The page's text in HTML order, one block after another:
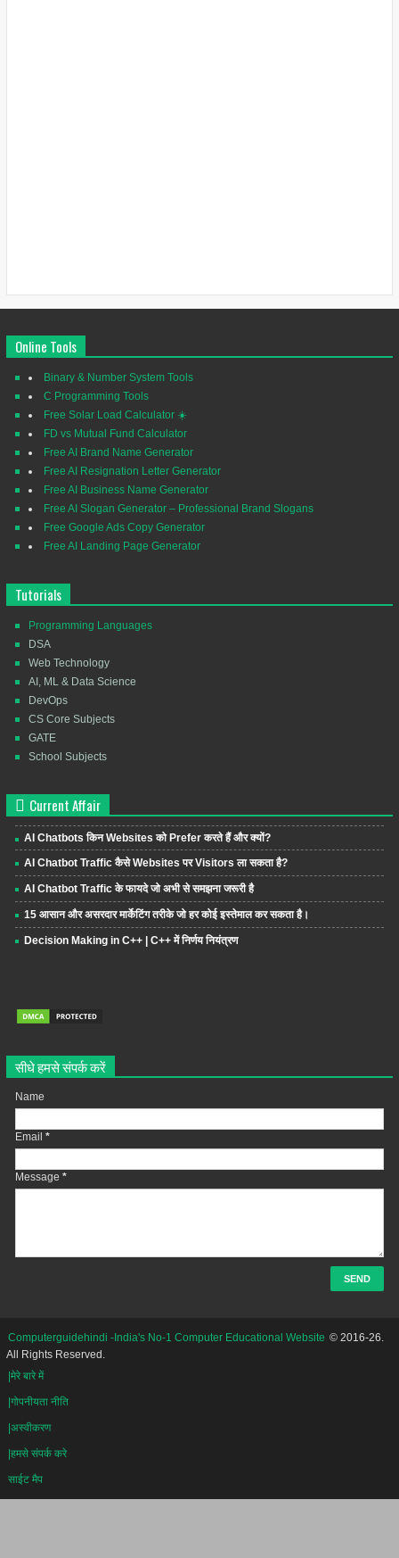
Online Tools
Binary & Number System Tools
C Programming Tools
Free Solar Load Calculator ☀️
FD vs Mutual Fund Calculator
Free AI Brand Name Generator
Free AI Resignation Letter Generator
Free AI Business Name Generator
Free AI Slogan Generator – Professional Brand Slogans
Free Google Ads Copy Generator
Free AI Landing Page Generator
Tutorials
Programming Languages
DSA
Web Technology
AI, ML & Data Science
DevOps
CS Core Subjects
GATE
School Subjects
Current Affair
AI Chatbots किन Websites को Prefer करते हैं और क्यों?
AI Chatbot Traffic कैसे Websites पर Visitors ला सकता है?
AI Chatbot Traffic के फायदे जो अभी से समझना जरूरी है
15 आसान और असरदार मार्केटिंग तरीके जो हर कोई इस्तेमाल कर सकता है।
Decision Making in C++ | C++ में निर्णय नियंत्रण
सीधे हमसे संपर्क करें
Name
Email *
Message *
Computerguidehindi -India's No-1 Computer Educational Website © 2016-26.
All Rights Reserved.
|मेरे बारे में
|गोपनीयता नीति
|अस्वीकरण
|हमसे संपर्क करे
साईट मैप